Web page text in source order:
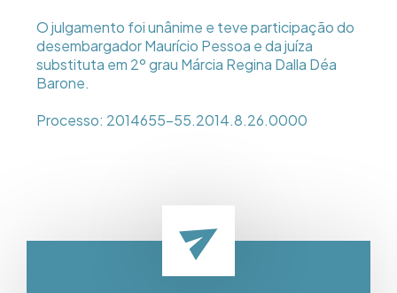
O julgamento foi unânime e teve participação do
desembargador Maurício Pessoa e da juíza
substituta em 2º grau Márcia Regina Dalla Déa
Barone.
Processo: 2014655-55.2014.8.26.0000